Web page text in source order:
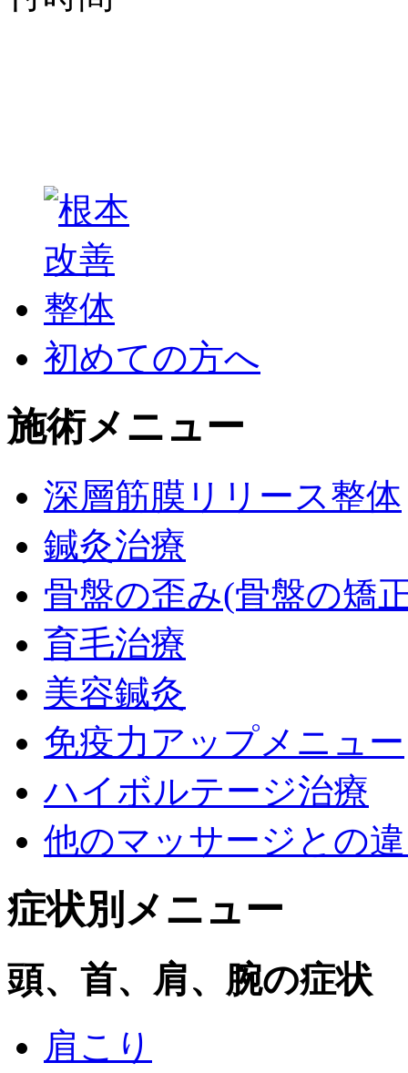
初めての方へ
施術メニュー
深層筋膜リリース整体
鍼灸治療
骨盤の歪み(骨盤の矯
育毛治療
美容鍼灸
免疫力アップメニュー
ハイボルテージ治療
他のマッサージとの
症状別メニュー
頭、首、肩、腕の症状
肩こり